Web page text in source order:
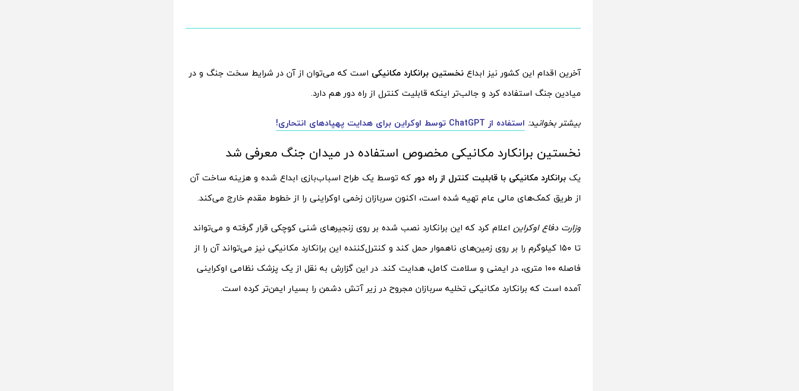
آخرین اقدام این کشور نیز ابداع نخستین برانکارد مکانیکی است که می‌توان از آن در شرایط سخت جنگ و در
میادین جنگ استفاده کرد و جالب‌تر اینکه قابلیت کنترل از راه دور هم دارد.
بیشتر بخوانید: استفاده از ChatGPT توسط اوکراین برای هدایت پهپادهای انتحاری!
نخستین برانکارد مکانیکی مخصوص استفاده در میدان جنگ معرفی شد
یک برانکارد مکانیکی با قابلیت کنترل از راه دور که توسط یک طراح اسباب‌بازی ابداع شده و هزینه ساخت آن
از طریق کمک‌های مالی عام تهیه شده است، اکنون سربازان زخمی اوکراینی را از خطوط مقدم خارج می‌کند.
وزارت دفاع اوکراین اعلام کرد که این برانکارد نصب شده بر روی زنجیرهای شنی کوچکی قرار گرفته و می‌تواند
تا ۱۵۰ کیلوگرم را بر روی زمین‌های ناهموار حمل کند و کنترل‌کننده این برانکارد مکانیکی نیز می‌تواند آن را از
فاصله ۱۰۰ متری، در ایمنی و سلامت کامل، هدایت کند. در این گزارش به نقل از یک پزشک نظامی اوکراینی
آمده است که برانکارد مکانیکی تخلیه سربازان مجروح در زیر آتش دشمن را بسیار ایمن‌تر کرده است.